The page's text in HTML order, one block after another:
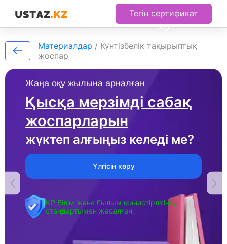
Тегін сертификат
алу
Жаңа оқу жылына арналған
Қысқа мерзімді сабақ
жоспарларын
жүктеп алғыңыз келеді ме?
Үлгісін көру
ҚР Білім және Ғылым министірлігінің
стандартымен жасалған
Материалдар / Күнтізбелік тақырыптық
жоспар